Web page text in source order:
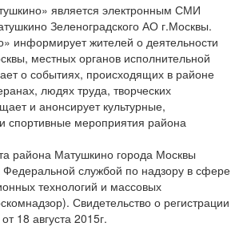
является электронным СМИ
Зеленоградского АО г.Москвы.
информирует жителей о деятельности
местных органов исполнительной
о событиях, происходящих в районе
людях труда, творческих
и анонсирует культурные,
спортивные мероприятия района
района Матушкино города Москвы
Федеральной службой по надзору в сфере
технологий и массовых
Свидетельство о регистрации
18 августа 2015г.